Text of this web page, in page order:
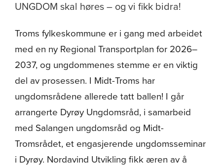
Om oss
UNGDOM skal høres – og vi fikk bidra!
Troms fylkeskommune er i gang med arbeidet
med en ny Regional Transportplan for 2026–
2037, og ungdommenes stemme er en viktig
del av prosessen. I Midt-Troms har
ungdomsrådene allerede tatt ballen! I går
arrangerte Dyrøy Ungdomsråd, i samarbeid
med Salangen ungdomsråd og Midt-
Tromsrådet, et engasjerende ungdomsseminar
i Dyrøy. Nordavind Utvikling fikk æren av å